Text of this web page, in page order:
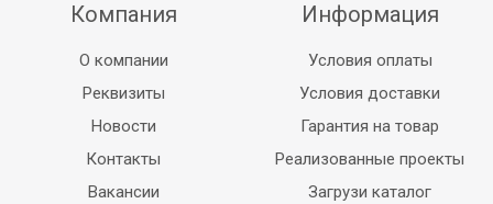
Компания
О компании
Реквизиты
Новости
Контакты
Вакансии
Информация
Условия оплаты
Условия доставки
Гарантия на товар
Реализованные проекты
Загрузи каталог